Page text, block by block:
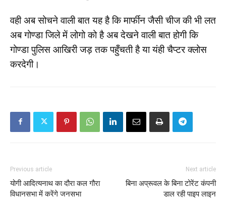
वही अब सोचने वाली बात यह है कि मार्फीन जैसी चीज की भी लत
अब गोण्डा जिले में लोगो को है अब देखने वाली बात होगी कि
गोण्डा पुलिस आखिरी जड़ तक पहुँचती है या यंही चैप्टर क्लोस
करदेगी।
Previous article
योगी आदित्यनाथ का दौरा कल गौरा
विधानसभा में करेंगे जनसभा
Next article
बिना अप्रूवल के बिना टोरेंट कंपनी
डाल रही पाइप लाइन